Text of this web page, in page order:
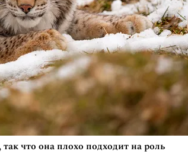
что она плохо подходит на роль